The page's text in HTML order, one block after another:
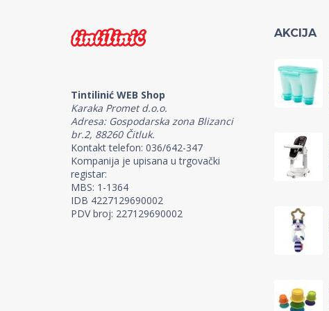
Tintilinić WEB Shop
Karaka Promet d.o.o.
Adresa: Gospodarska zona Blizanci
br.2, 88260 Čitluk.
Kontakt telefon: 036/642-347
Kompanija je upisana u trgovački
registar:
MBS: 1-1364
IDB 4227129690002
PDV broj: 227129690002
AKCIJA